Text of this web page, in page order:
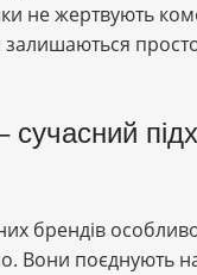
не жертвують
сучасний
брендів
Вони поєднують